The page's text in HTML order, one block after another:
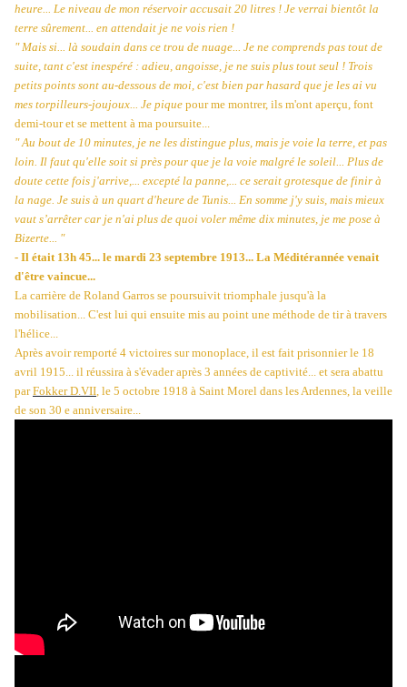
heure... Le niveau de mon réservoir accusait 20 litres ! Je verrai bientôt la
terre sûrement... en attendait je ne vois rien !
" Mais si... là soudain dans ce trou de nuage... Je ne comprends pas tout de
suite, tant c'est inespéré : adieu, angoisse, je ne suis plus tout seul ! Trois
petits points sont au-dessous de moi, c'est bien par hasard que je les ai vu
mes torpilleurs-joujoux... Je pique pour me montrer, ils m'ont aperçu, font
demi-tour et se mettent à ma poursuite...
" Au bout de 10 minutes, je ne les distingue plus, mais je voie la terre, et pas
loin. Il faut qu'elle soit si près pour que je la voie malgré le soleil... Plus de
doute cette fois j'arrive,... excepté la panne,... ce serait grotesque de finir à
la nage. Je suis à un quart d'heure de Tunis... En somme j'y suis, mais mieux
vaut s’arrêter car je n'ai plus de quoi voler même dix minutes, je me pose à
Bizerte... "
- Il était 13h 45... le mardi 23 septembre 1913... La Méditérannée venait
d'être vaincue...
La carrière de Roland Garros se poursuivit triomphale jusqu'à la
mobilisation... C'est lui qui ensuite mis au point une méthode de tir à travers
l'hélice...
Après avoir remporté 4 victoires sur monoplace, il est fait prisonnier le 18
avril 1915... il réussira à s'évader après 3 années de captivité... et sera abattu
parFokker D.VII le 5 octobre 1918 à Saint Morel dans les Ardennes, la veille
de son 30 e anniversaire...